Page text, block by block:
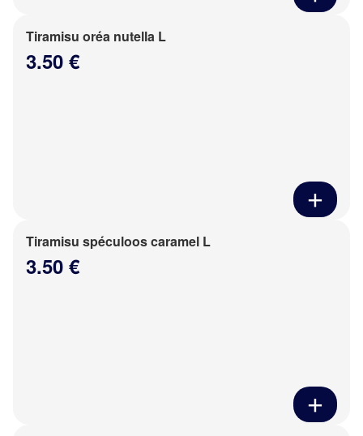
Tiramisu oréa nutella L
3.50 €
Tiramisu spéculoos caramel L
3.50 €